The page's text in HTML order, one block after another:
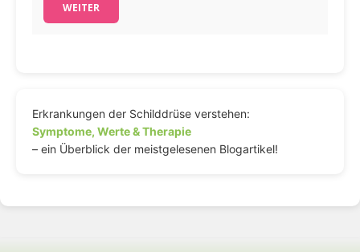
WEITER
Erkrankungen der Schilddrüse verstehen:
Symptome, Werte & Therapie
– ein Überblick der meistgelesenen Blogartikel!